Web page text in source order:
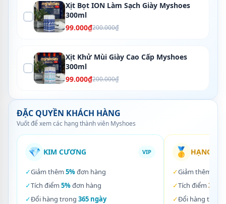
Xịt Bọt ION Làm Sạch Giày Myshoes
300ml
99.000₫200.000₫
Xịt Khử Mùi Giày Cao Cấp Myshoes
300ml
99.000₫200.000₫
ĐẶC QUYỀN KHÁCH HÀNG
Vuốt để xem các hạng thành viên Myshoes
💎 KIM CƯƠNG VIP
✓Giảm thêm 5%đơn hàng
✓Tích điểm 5%đơn hàng
✓Đổi hàng trong 365 ngày
🥇 HẠNG
✓Giảm thêm
✓Tích điểm 3%
✓Đổi hàng trong